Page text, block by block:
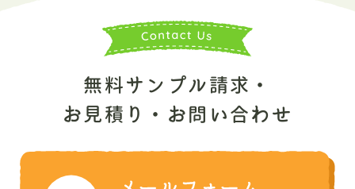
無料サンプル請求・
お見積り・お問い合わせ